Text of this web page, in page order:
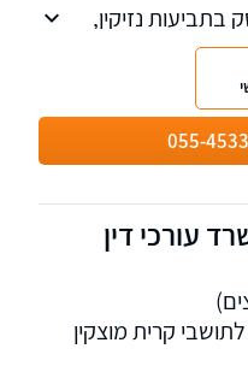
נזיקין,
וביטוח כולל
גוף ורכוש
פציעות במרחב
וייפוי כוח
בתחום דיני
055-
עורכי דין
קרית מוצקין